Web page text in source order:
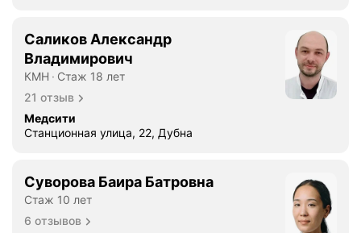
Саликов Александр
Владимирович
КМН
Стаж 18 лет
21 отзыв
Медсити
Станционная улица, 22, Дубна
Суворова Баира Батровна
Стаж 10 лет
6 отзывов